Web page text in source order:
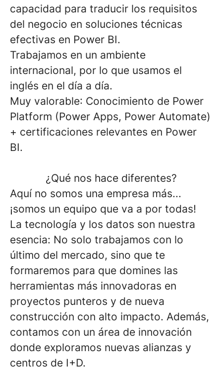
capacidad para traducir los requisitos
del negocio en soluciones técnicas
efectivas en Power BI.
Trabajamos en un ambiente
internacional, por lo que usamos el
inglés en el día a día.
Muy valorable: Conocimiento de Power
Platform (Power Apps, Power Automate)
+ certificaciones relevantes en Power
BI.
¿Qué nos hace diferentes?
Aquí no somos una empresa más...
¡somos un equipo que va a por todas!
La tecnología y los datos son nuestra
esencia: No solo trabajamos con lo
último del mercado, sino que te
formaremos para que domines las
herramientas más innovadoras en
proyectos punteros y de nueva
construcción con alto impacto. Además,
contamos con un área de innovación
donde exploramos nuevas alianzas y
centros de I+D.